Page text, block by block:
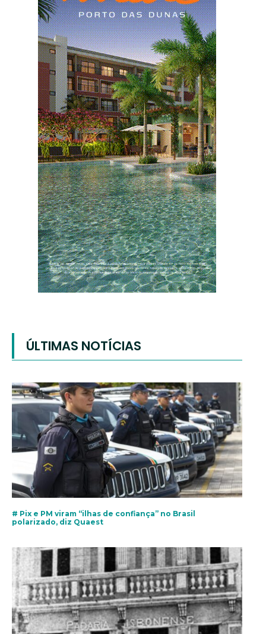
ÚLTIMAS NOTÍCIAS
# Pix e PM viram “ilhas de confiança” no Brasil
polarizado, diz Quaest